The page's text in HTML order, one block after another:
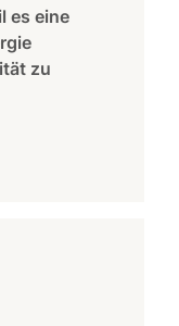
es eine
zu